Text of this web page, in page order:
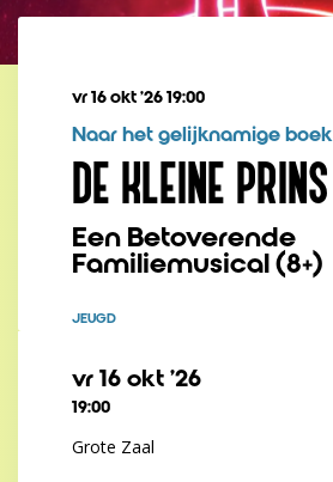
DE KLEINE PRINS
Een Betoverende
Familiemusical (8+)
Naar het gelijknamige boek
vr 16 okt ’2619:00
JEUGD
vr 16 okt ’26
19:00
Grote Zaal